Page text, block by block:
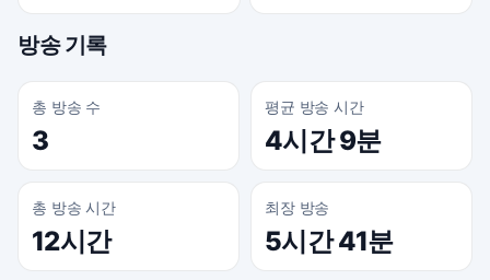
방송 기록
총 방송 수
3
평균 방송 시간
4시간 9분
총 방송 시간
12시간
최장 방송
5시간 41분